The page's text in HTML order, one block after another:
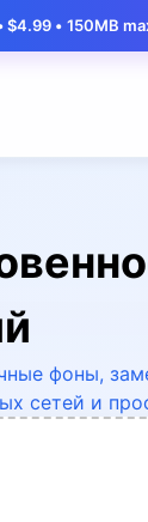
max Нужно
фоны,
сетей и